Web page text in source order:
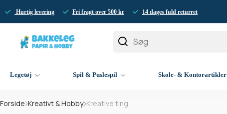
Hurtig levering Fri fragt over 500 kr 14 dages fuld returret
Legetøj Spil & Puslespil Skole- & Kontorartikler
Forside Kreativt & Hobby Kreative ting